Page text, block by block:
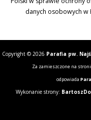
danych osobowych w
Copyright © 2026 Parafia pw.
Za zamieszczone na
odpowiada
Wykonanie strony: